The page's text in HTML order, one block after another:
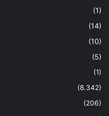
(1)
(14)
(10)
(5)
(1)
(8.342)
(206)